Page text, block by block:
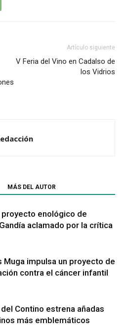
Artículo siguiente
V Feria del Vino en Cadalso de
los Vidrios
MÁS DEL AUTOR
proyecto enológico de
aclamado por la crítica
Muga impulsa un proyecto de
contra el cáncer infantil
Contino estrena añadas
más emblemáticos